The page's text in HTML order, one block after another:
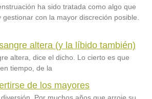
ha sido tratada como algo que
con la mayor discreción posible.
altera (y la líbido también)
altera, dice el dicho. Lo cierto es que
tiempo, de la
de los mayores
Por muchos años que arroje su